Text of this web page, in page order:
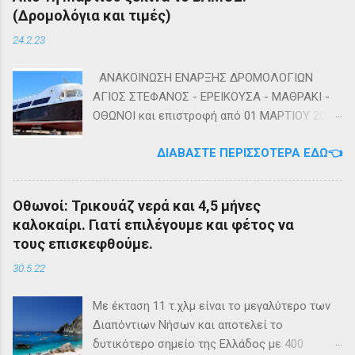
(Δρομολόγια και τιμές)
24.2.23
ΑΝΑΚΟΙΝΩΣΗ ΕΝΑΡΞΗΣ ΔΡΟΜΟΛΟΓΙΩΝ
ΑΓΙΟΣ ΣΤΕΦΑΝΟΣ - ΕΡΕΙΚΟΥΣΑ - ΜΑΘΡΑΚΙ -
ΟΘΩΝΟΙ και επιστροφή από 01 ΜΑΡΤΙΟΥ 2023
της εταιρίας μας, ΕΓ-ΔΡ ΒΑΜΟΣ, αναμένεται
και επιστροφή με 3 δρομολόγια την εβδομάδα
από 01/03/2023 Πηγή: chania-lines.com
ΔΙΑΒΆΣΤΕ ΠΕΡΙΣΣΌΤΕΡΑ ΕΔΏ👈
Οθωνοί: Τρικουάζ νερά και 4,5 μήνες
καλοκαίρι. Γιατί επιλέγουμε και φέτος να
τους επισκεφθούμε.
30.5.22
Με έκταση 11 τ.χλμ είναι το μεγαλύτερο των
Διαπόντιων Νήσων και αποτελεί το
δυτικότερο σημείο της Ελλάδος με 400